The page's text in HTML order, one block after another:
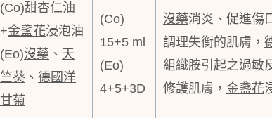
(Co)甜杏仁油
+金盞花浸泡油
(Eo)沒藥 、 天
竺葵 、 德國洋
甘菊
(Co)
15+5 ml
(Eo)
4+5+3D
沒藥消炎、促進傷
調理失衡的肌膚，
組織胺引起之過敏
修護肌膚， 金盞花